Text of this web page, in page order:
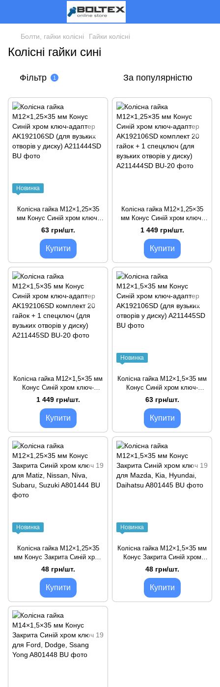
Болти, гайки колісні Гайки колісні
Колісні гайки сині
Фільтр 1 За популярністю
Новинка
Колісна гайка M12×1,25×35
мм Конус Синій хром ключ-
адаптер AK192106SD (для
вузьких отворів у диску)
63 грн/шт.
Купити
Колісна гайка M12×1,25×35
мм Конус Синій хром ключ-
адаптер AK192106SD
комплект 20 гайок + 1
спецключ (для вузьких
отворів у диску)
1 449 грн/шт.
Купити
Колісна гайка M12×1,5×35 мм
Конус Синій хром ключ-
адаптер AK192106SD
комплект 20 гайок + 1
спецключ (для вузьких
отворів у диску)
1 449 грн/шт.
Купити
Новинка
Колісна гайка M12×1,5×35 мм
Конус Синій хром ключ-
адаптер AK192106SD (для
вузьких отворів у диску)
63 грн/шт.
Купити
Новинка
Колісна гайка M12×1,25×35
мм Конус Закрита Синій хром
ключ 19 для Matiz, Nissan,
Niva, Subaru, Suzuki
48 грн/шт.
Купити
Новинка
Колісна гайка M12×1,5×35 мм
Конус Закрита Синій хром
ключ 19 для Mazda, Kia,
Hyundai, Daihatsu
48 грн/шт.
Купити